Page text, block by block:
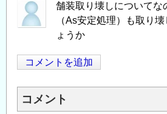
舗装取り壊しについてな
（As安定処理）も取り
ょうか
コメントを追加
コメント